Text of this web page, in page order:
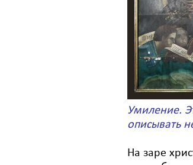
Умиление.
описывать
На заре